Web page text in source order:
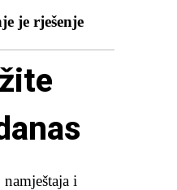
je rješenje
i